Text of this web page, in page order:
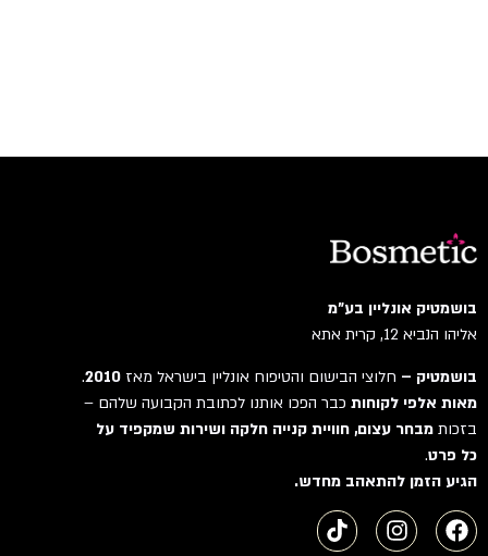
בושמטיק אונליין בע"מ
אליהו הנביא 12, קרית אתא
בושמטיק –חלוצי הבישום והטיפוח אונליין בישראל מאז2010
.
מאות אלפי לקוחותכבר הפכו אותנו לכתובת הקבועה שלהם –
בזכותמבחר עצום, חוויית קנייה חלקה ושירות שמקפיד על
כל פרט.
הגיע הזמן להתאהב מחדש.